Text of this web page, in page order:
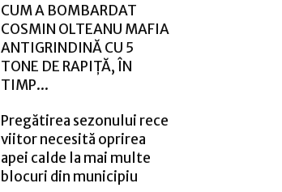
CUM A BOMBARDAT
COSMIN OLTEANU MAFIA
ANTIGRINDINĂ CU 5
TONE DE RAPIȚĂ, ÎN
TIMP...
Pregătirea sezonului rece
viitor necesită oprirea
apei calde la mai multe
blocuri din municipiu